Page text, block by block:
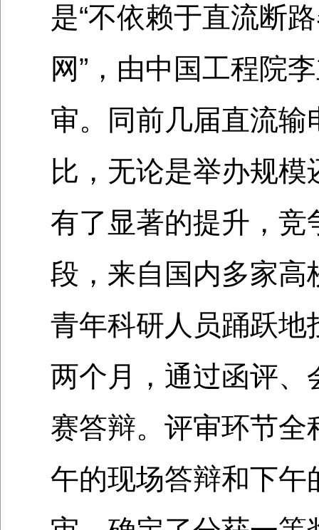
是“不依赖于直流断
网”，由中国工程院
审。同前几届直流
比，无论是举办规
有了显著的提升，
段，来自国内多家
青年科研人员踊跃
两个月，通过函评
赛答辩。评审环节
午的现场答辩和下